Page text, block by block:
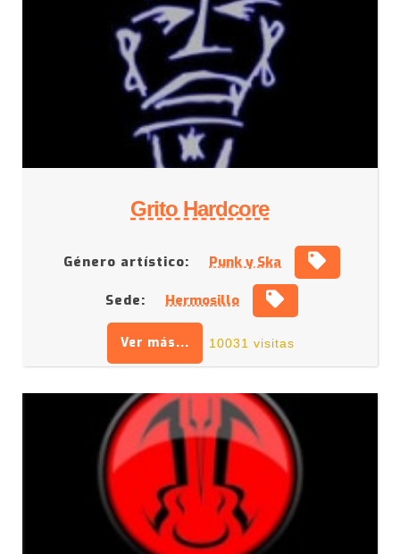
Grito Hardcore
Género artístico: Punk y Ska
Sede: Hermosillo
Ver más... 10031 visitas